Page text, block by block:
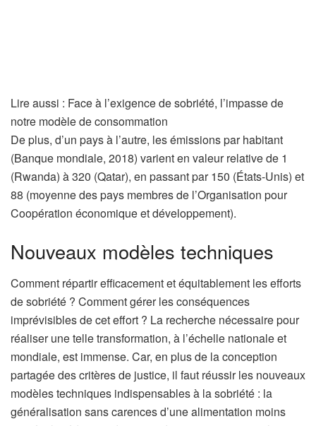
Lire aussi : A
r
t
i
c
l
e
é
e
r
v
é
à
n
o
s
Face à l’exigence de sobriété, l’impasse de
notre modèle de consommation
De plus, d’un pays à l’autre, les émissions par habitant
(Banque mondiale, 2018) varient en valeur relative de 1
(Rwanda) à 320 (Qatar), en passant par 150 (États-Unis) et
88 (moyenne des pays membres de l’Organisation pour
Coopération économique et développement).
Nouveaux modèles techniques
Comment répartir efficacement et équitablement les efforts
de sobriété ? Comment gérer les conséquences
imprévisibles de cet effort ? La recherche nécessaire pour
réaliser une telle transformation, à l’échelle nationale et
mondiale, est immense. Car, en plus de la conception
partagée des critères de justice, il faut réussir les nouveaux
modèles techniques indispensables à la sobriété : la
généralisation sans carences d’une alimentation moins